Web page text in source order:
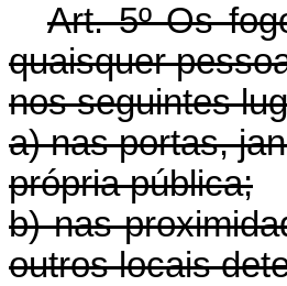
Art. 5º Os
quaisquer
nos seguintes
a) nas portas,
própria pública;
b) nas
outros locais